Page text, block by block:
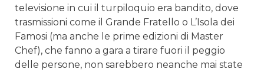
televisione in cui il turpiloquio era bandito, dove
trasmissioni come il Grande Fratello o L’Isola dei
Famosi (ma anche le prime edizioni di Master
Chef), che fanno a gara a tirare fuori il peggio
delle persone, non sarebbero neanche mai state